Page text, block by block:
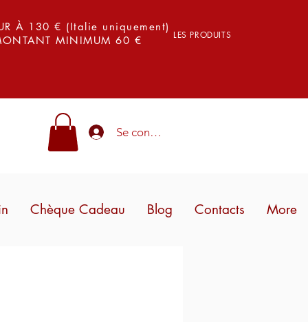
À 130 € (Italie uniquement)
MINIMUM 60 €
LES PRODUITS
Se connecter
Chèque Cadeau Blog Contacts More